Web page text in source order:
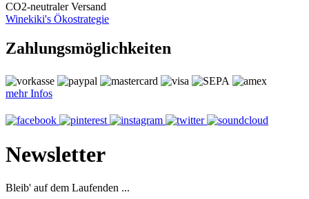
CO2-neutraler Versand
Winekiki's Ökostrategie
Zahlungsmöglichkeiten
mehr Infos
Newsletter
Bleib' auf dem Laufenden ...